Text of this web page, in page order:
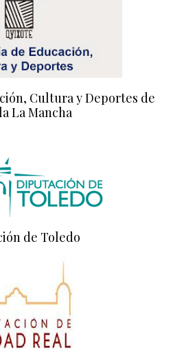
Cultura y Deportes de
La Mancha
de Toledo